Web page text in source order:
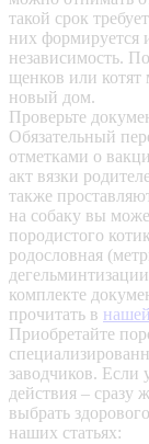
такой срок
них формируется
независимость.
щенков или котят
новый дом.
Проверьте
Обязательный
отметками о
акт вязки
также
на собаку вы
породистого
родословная
комплекте
прочитать в
Приобретайте
заводчиков. Если
действия – сразу
выбрать
наших статьях: